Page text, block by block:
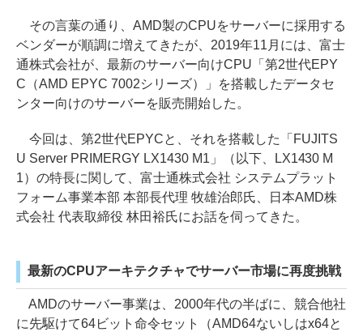
その言葉の通り、AMD製のCPUをサーバーに採用する
ベンダーが順調に増えてきたが、2019年11月には、富士
通株式会社が、最新のサーバー向けCPU「第2世代EPY
C（AMD EPYC 7002シリーズ）」を搭載したデータセ
ンター向けのサーバーを販売開始した。
今回は、第2世代EPYCと、それを搭載した「FUJITS
U Server PRIMERGY LX1430 M1」（以下、LX1430 M
1）の特長に関して、富士通株式会社 システムプラット
フォーム事業本部 本部長代理 牧雄治郎氏、日本AMD株
式会社 代表取締役 林田裕氏にお話を伺ってきた。
最新のCPUアーキテクチャでサーバー市場に再度挑戦
AMDのサーバー事業は、2000年代の半ばに、競合他社
に先駆けて64ビット命令セット（AMD64ないしはx64と